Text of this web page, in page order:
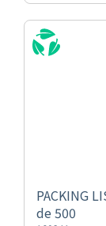
PACKING
de 500